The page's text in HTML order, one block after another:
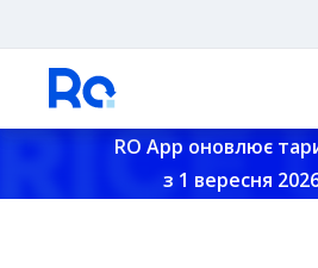
RO App оновлює
з 1 вересня